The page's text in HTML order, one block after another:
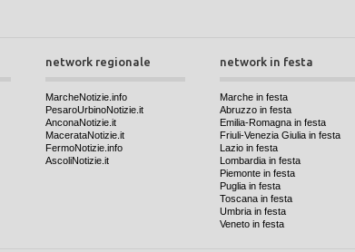
network regionale
MarcheNotizie.info
PesaroUrbinoNotizie.it
AnconaNotizie.it
MacerataNotizie.it
FermoNotizie.info
AscoliNotizie.it
network in festa
Marche in festa
Abruzzo in festa
Emilia-Romagna in festa
Friuli-Venezia Giulia in festa
Lazio in festa
Lombardia in festa
Piemonte in festa
Puglia in festa
Toscana in festa
Umbria in festa
Veneto in festa